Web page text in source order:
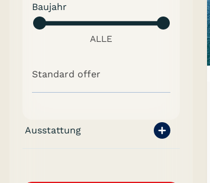
Baujahr
Standard offer
Ausstattung